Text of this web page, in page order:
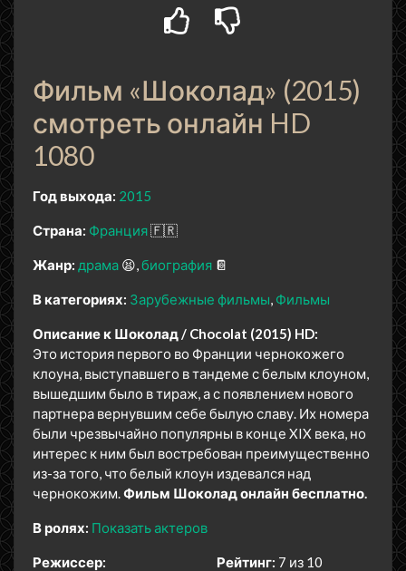
Фильм «Шоколад» (2015)
смотреть онлайн HD
1080
Год выхода: 2015
Страна: Франция🇫🇷
Жанр: драма 😫 биография 📔
В категориях: Зарубежные фильмы Фильмы
Описание к Шоколад / Chocolat (2015) HD:
Это история первого во Франции чернокожего
клоуна, выступавшего в тандеме с белым клоуном,
вышедшим было в тираж, а с появлением нового
партнера вернувшим себе былую славу. Их номера
были чрезвычайно популярны в конце XIX века, но
интерес к ним был востребован преимущественно
из-за того, что белый клоун издевался над
чернокожим.Фильм Шоколад онлайн бесплатно.
В ролях: Показать актеров
Режиссер: Рейтинг: 7 из 10